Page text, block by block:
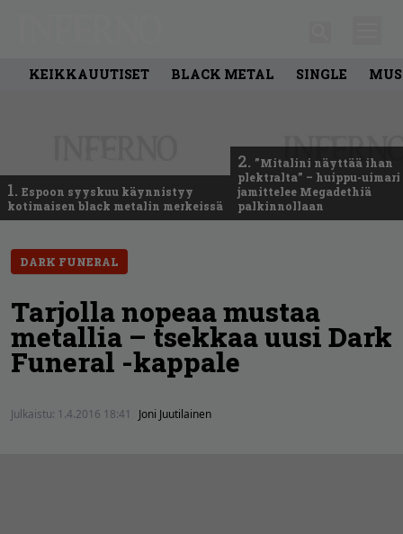
KEIKKAUUTISET BLACK METAL SINGLE
1. Espoon syyskuu käynnistyy
kotimaisen black metalin merkeissä
2. ”Mitalini näyttää ihan
plektralta” – huippu-uimari
jamittelee Megadethiä
palkinnollaan
DARK FUNERAL
Tarjolla nopeaa mustaa
metallia – tsekkaa uusi Dark
Funeral -kappale
Julkaistu: 1.4.2016 18:41 Joni Juutilainen